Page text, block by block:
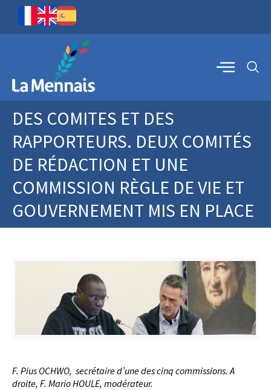
DES COMITES ET DES
RAPPORTEURS. DEUX COMITÉS
DE RÉDACTION ET UNE
COMMISSION RÈGLE DE VIE ET
GOUVERNEMENT MIS EN PLACE
F. Pius OCHWO, secrétaire d’une des cinq commissions. A
droite, F. Mario HOULE, modérateur.